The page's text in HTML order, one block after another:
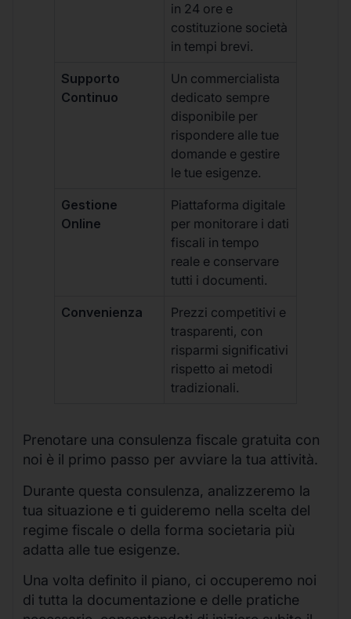
in 24 ore e
costituzione società
in tempi brevi.
Supporto
Continuo
Un commercialista
dedicato sempre
disponibile per
rispondere alle tue
domande e gestire
le tue esigenze.
Gestione
Online
Piattaforma digitale
per monitorare i dati
fiscali in tempo
reale e conservare
tutti i documenti.
Convenienza
Prezzi competitivi e
trasparenti, con
risparmi significativi
rispetto ai metodi
tradizionali.
Prenotare una consulenza fiscale gratuita con
noi è il primo passo per avviare la tua attività.
Durante questa consulenza, analizzeremo la
tua situazione e ti guideremo nella scelta del
regime fiscale o della forma societaria più
adatta alle tue esigenze.
Una volta definito il piano, ci occuperemo noi
di tutta la documentazione e delle pratiche